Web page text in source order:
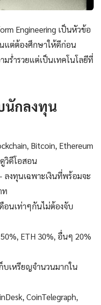
Engineering เป็นหัวข้อ
แต่ต้องศึกษาให้ดีก่อน
มร่ำรวยแต่เป็นเทคโนโลยีที่
นักลงทุน
Bitcoin, Ethereum
วิดีโอสอน
ลงทุนเฉพาะเงินที่พร้อมจะ
ท
นเท่าๆกันไม่ต้องจับ
ETH 30%, อื่นๆ 20%
บเหรียญจำนวนมากใน
CoinTelegraph,